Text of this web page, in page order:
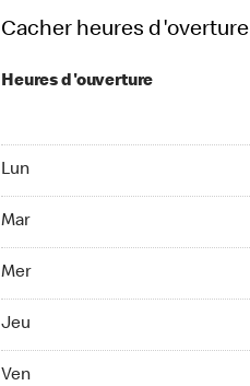
Cacher heures d'overture
Heures d'ouverture
Lun
Mar
Mer
Jeu
Ven